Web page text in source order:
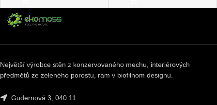
Největší výrobce stěn z konzervovaného mechu, interiérových
předmětů ze zeleného porostu, rám v biofilnom designu.
Gudernová 3, 040 11